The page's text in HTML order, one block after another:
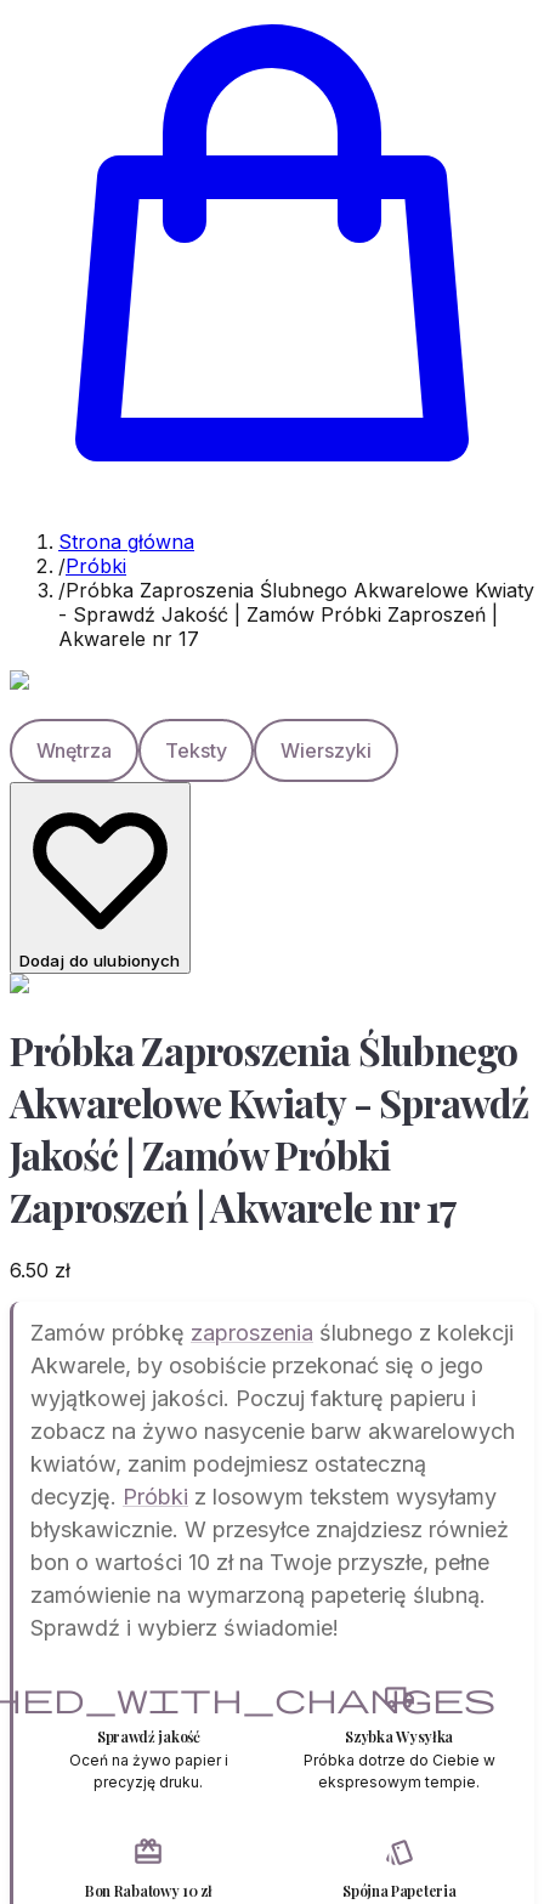
Strona główna
/Próbki
/Próbka Zaproszenia Ślubnego Akwarelowe Kwiaty
- Sprawdź Jakość | Zamów Próbki Zaproszeń |
Akwarele nr 17
Wnętrza Teksty Wierszyki
Dodaj do ulubionych
Próbka Zaproszenia Ślubnego
Akwarelowe Kwiaty - Sprawdź
Jakość | Zamów Próbki
Zaproszeń | Akwarele nr 17
6.50 zł
Zamów próbkę zaproszenia ślubnego z kolekcji
Akwarele, by osobiście przekonać się o jego
wyjątkowej jakości. Poczuj fakturę papieru i
zobacz na żywo nasycenie barw akwarelowych
kwiatów, zanim podejmiesz ostateczną
decyzję. Próbki z losowym tekstem wysyłamy
błyskawicznie. W przesyłce znajdziesz również
bon o wartości 10 zł na Twoje przyszłe, pełne
zamówienie na wymarzoną papeterię ślubną.
Sprawdź i wybierz świadomie!
Sprawdź jakość
Oceń na żywo papier i
precyzję druku.
local_shipping
Szybka Wysyłka
Próbka dotrze do Ciebie w
ekspresowym tempie.
redeem
Bon Rabatowy 10 zł
style
Spójna Papeteria